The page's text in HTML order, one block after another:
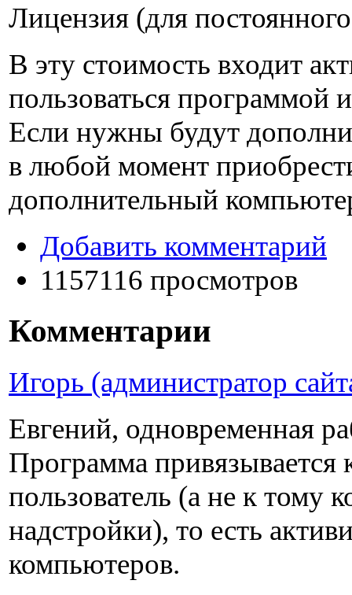
Лицензия (для
В эту стоимость входит
пользоваться программой
Если нужны будут
в любой момент
дополнительный
Добавить комментарий
1157116 просмотров
Комментарии
Игорь (администратор
Евгений, одновременная
Программа привязывается
пользователь (а не к тому
надстройки), то есть
компьютеров.